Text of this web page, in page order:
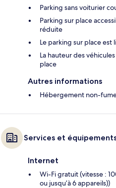
Parking sans voiturier
Parking sur place
réduite
Le parking sur place est
La hauteur des
place
Autres informations
Hébergement non-
Services et
Internet
Wi-Fi gratuit (vitesse :
ou jusqu’à 6 appareils))